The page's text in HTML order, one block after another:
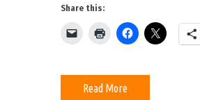
Share this:
Read More